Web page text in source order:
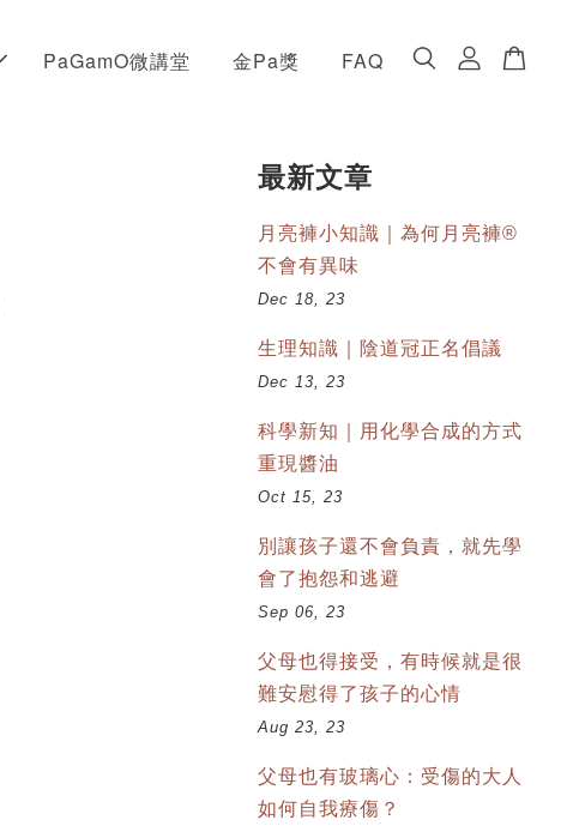
PaGamO微講堂 金Pa獎 FAQ
最新文章
月亮褲小知識｜為何月亮褲®
不會有異味
Dec 18, 23
生理知識｜陰道冠正名倡議
Dec 13, 23
科學新知｜用化學合成的方式
重現醬油
Oct 15, 23
別讓孩子還不會負責，就先學
會了抱怨和逃避
Sep 06, 23
父母也得接受，有時候就是很
難安慰得了孩子的心情
Aug 23, 23
父母也有玻璃心：受傷的大人
如何自我療傷？